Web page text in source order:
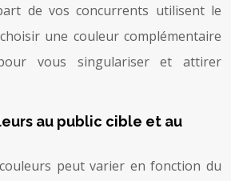
de vos concurrents utilisent le
une couleur complémentaire
vous singulariser et attirer
au public cible et au
peut varier en fonction du